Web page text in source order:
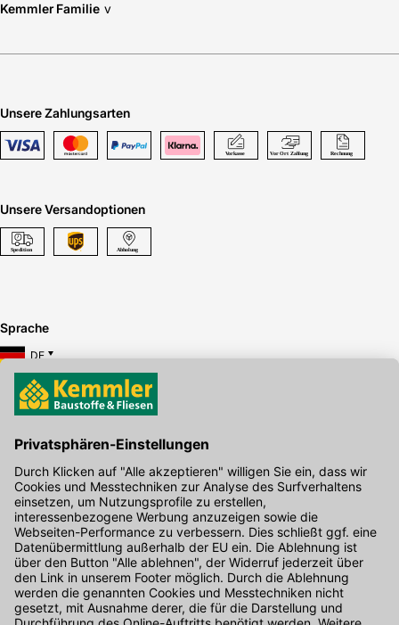
Kemmler Familie v
Unsere Zahlungsarten
Unsere Versandoptionen
Sprache
DE
Hier gibt's die kostenlose App
Kontakt
Unser Onlineshop Team ist montags bis freitags von 08:00 - 17:00
Uhr unter der Telefonnummer07071 / 151-151für Sie erreichbar.